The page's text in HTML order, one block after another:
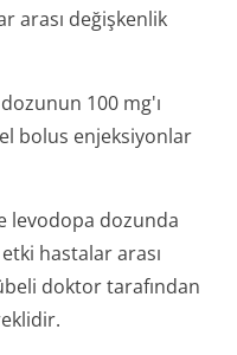
arası değişkenlik
100 mg'ı
bolus enjeksiyonlar
levodopa dozunda
hastalar arası
doktor tarafından